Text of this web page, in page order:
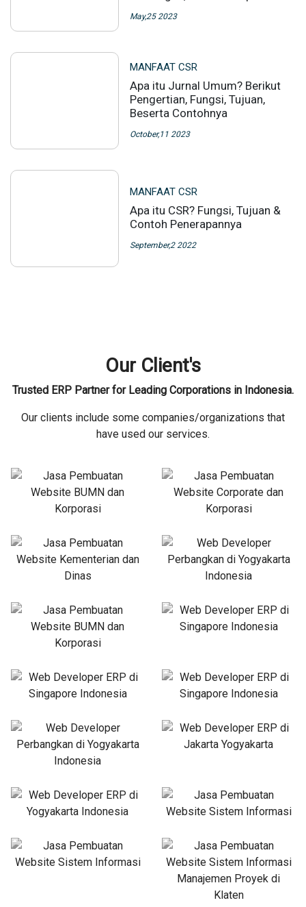
May,25 2023
MANFAAT CSR
Apa itu Jurnal Umum? Berikut
Pengertian, Fungsi, Tujuan,
Beserta Contohnya
October,11 2023
MANFAAT CSR
Apa itu CSR? Fungsi, Tujuan &
Contoh Penerapannya
September,2 2022
Our Client's
Trusted ERP Partner for Leading Corporations in Indonesia.
Our clients include some companies/organizations that
have used our services.